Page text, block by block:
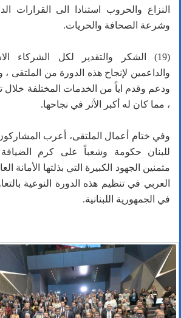
النزاع والحروب استنادا الى القرارات
وشرعة الصحافة والحريات.
(19) الشكر والتقدير لكل الشركاء
والداعمين لإنجاح هذه الدورة من
ودعم وقدم اياً من الخدمات المختلفة خلال
، مما كان له أكبر الأثر في نجاحها.
وفي ختام أعمال الملتقى، أعرب
للبنان حكومة وشعباً على كرم الضيافة
مثمنين الجهود الكبيرة التي بذلتها الأمانة
العربي في تنظيم هذه الدورة النوعية
في الجمهورية اللبنانية.